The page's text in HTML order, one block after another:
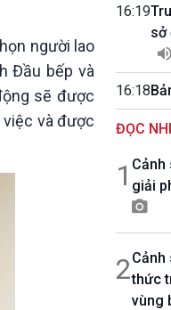
người lao
Đầu bếp và
sẽ được
và được
16:19
sở
16:18
ĐỌC
1 Cảnh
giải
2Cảnh
thức
vùng